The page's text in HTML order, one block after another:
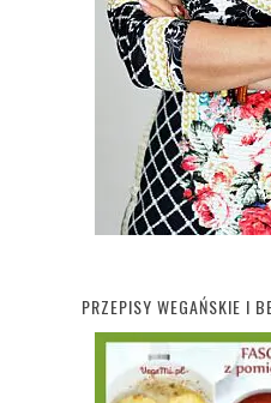
PRZEPISY WEGAŃSKIE I